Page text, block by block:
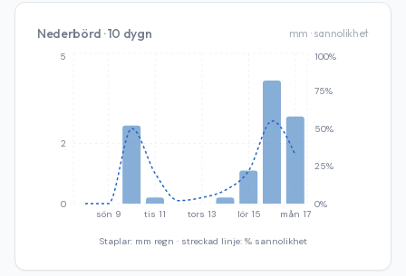
Nederbörd · 10 dygn mm · sannolikhet
sön 9 tis 11 tors 13 lör 15 mån 17
0
2
5
0%
25%
50%
75%
100%
Staplar: mm regn · streckad linje: % sannolikhet